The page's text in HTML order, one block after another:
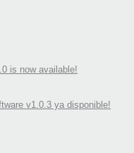
is now available!
v1.0.3 ya disponible!